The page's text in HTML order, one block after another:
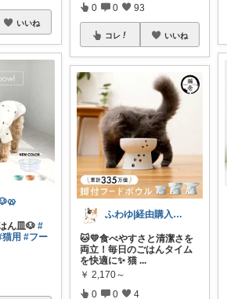
いいね
ん皿🐶#
猫用 #フー
0 0 93
コレ いいね
ふわゆ|経由購入感謝です🧡
🐱💛食べやすさと清潔さを
両立！毎日のごはんタイム
を快適に✨ 猫 ...
￥ 2,170～
0 0 4